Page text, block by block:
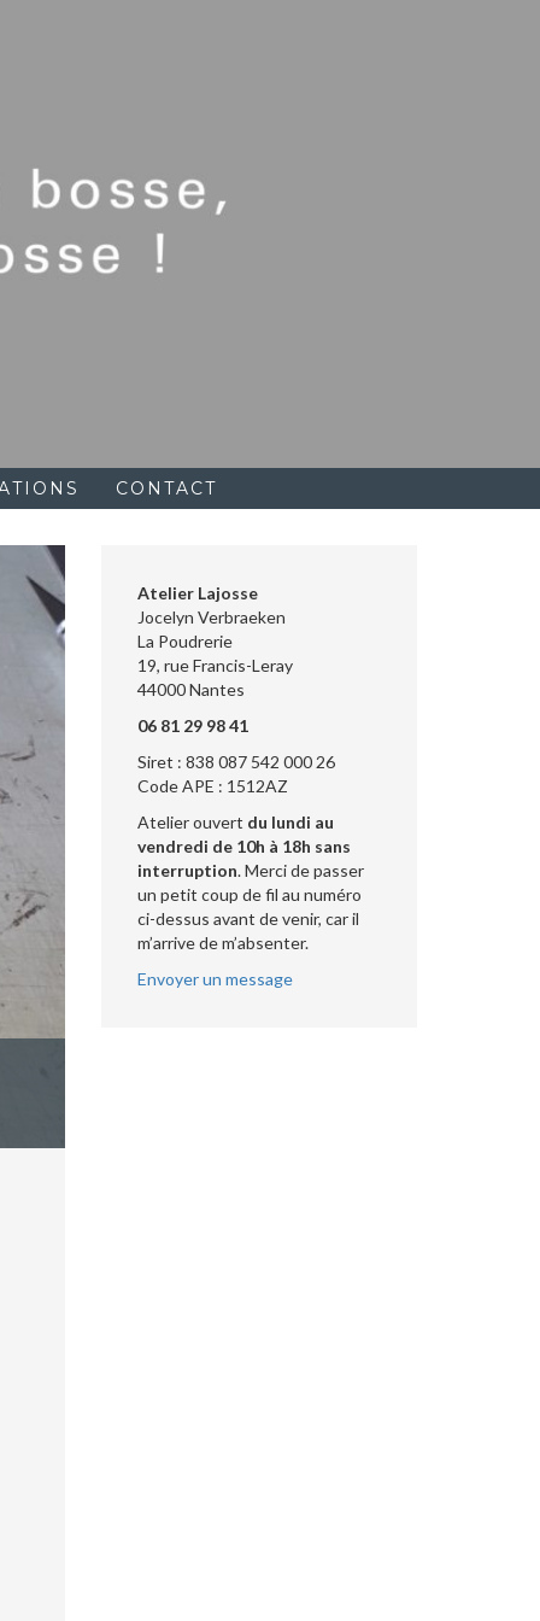
CONTACT
Atelier Lajosse
Jocelyn Verbraeken
La Poudrerie
19, rue Francis-Leray
44000 Nantes
06 81 29 98 41
Siret : 838 087 542 000 26
Code APE : 1512AZ
Atelier ouvert du lundi au
vendredi de 10h à 18h sans
interruption. Merci de passer
un petit coup de fil au numéro
ci-dessus avant de venir, car il
m’arrive de m’absenter.
Envoyer un message